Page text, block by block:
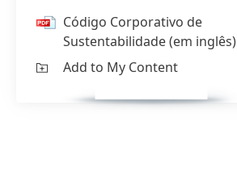
Código Corporativo de
Sustentabilidade(em inglês)
Add to My Content